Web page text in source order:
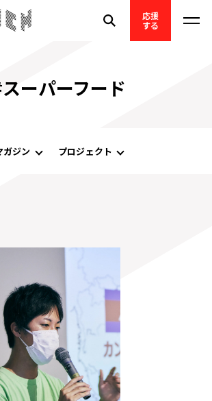
応援
する
ーパーフード
ガジン プロジェクト